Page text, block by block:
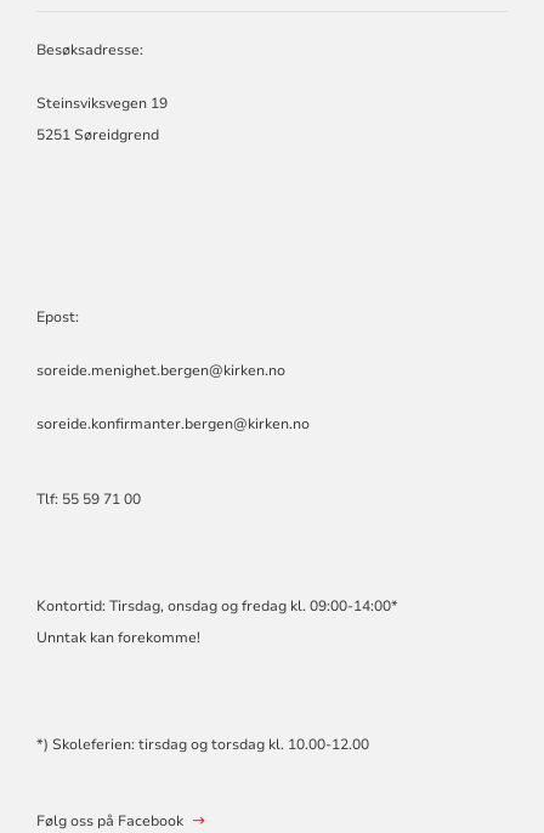
Besøksadresse:
Steinsviksvegen 19
5251 Søreidgrend
Epost:
soreide.menighet.bergen@kirken.no
soreide.konfirmanter.bergen@kirken.no
Tlf: 55 59 71 00
Kontortid: Tirsdag, onsdag og fredag kl. 09:00-14:00*
Unntak kan forekomme!
*) Skoleferien: tirsdag og torsdag kl. 10.00-12.00
Følg oss på Facebook